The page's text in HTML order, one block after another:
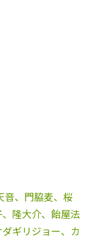
、門脇麦、桜
隆大介、飴屋法
ギリジョー、カ